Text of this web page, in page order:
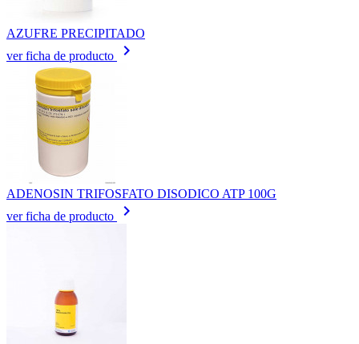
AZUFRE PRECIPITADO
ver ficha de producto
keyboard_arrow_right
ADENOSIN TRIFOSFATO DISODICO ATP 100G
ver ficha de producto
keyboard_arrow_right